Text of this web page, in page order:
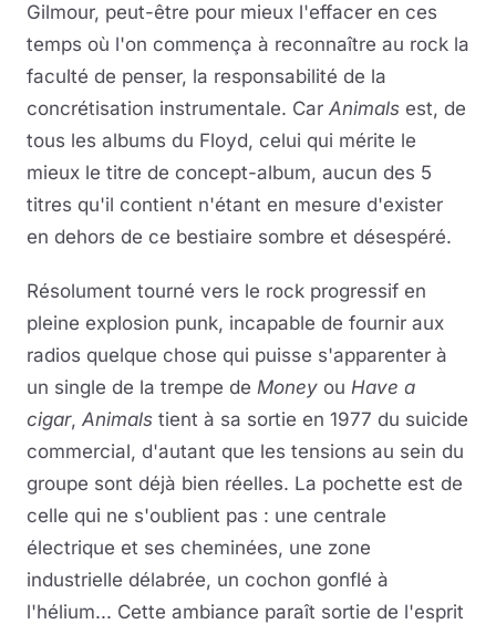
Gilmour, peut-être pour mieux l'effacer en ces
temps où l'on commença à reconnaître au rock la
faculté de penser, la responsabilité de la
concrétisation instrumentale. Car Animals est, de
tous les albums du Floyd, celui qui mérite le
mieux le titre de concept-album, aucun des 5
titres qu'il contient n'étant en mesure d'exister
en dehors de ce bestiaire sombre et désespéré.
Résolument tourné vers le rock progressif en
pleine explosion punk, incapable de fournir aux
radios quelque chose qui puisse s'apparenter à
un single de la trempe de Money ou Have a
cigar, Animals tient à sa sortie en 1977 du suicide
commercial, d'autant que les tensions au sein du
groupe sont déjà bien réelles. La pochette est de
celle qui ne s'oublient pas : une centrale
électrique et ses cheminées, une zone
industrielle délabrée, un cochon gonflé à
l'hélium... Cette ambiance paraît sortie de l'esprit